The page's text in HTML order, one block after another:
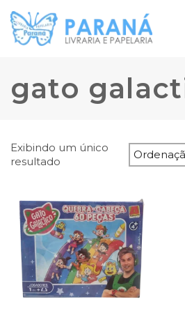
gato
Exibindo um único
resultado